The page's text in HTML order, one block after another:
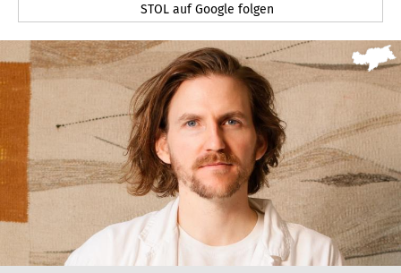
STOL auf Google folgen